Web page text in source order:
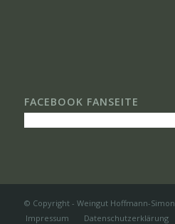
FACEBOOK FANSEITE
© Copyright - Weingut Hoffmann-Simon
Impressum
Datenschutzerklärung